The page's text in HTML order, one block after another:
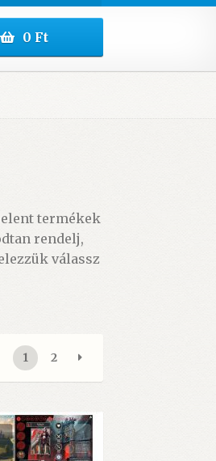
0Ft
termékek
rendelj,
válassz
1 2